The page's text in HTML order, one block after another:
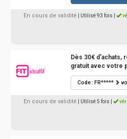
En cours de validité | Utilisé 93 fois
Dès 30€ d'achats,
gratuit avec votre
Code : FR*****
En cours de validité | Utilisé 5 fois